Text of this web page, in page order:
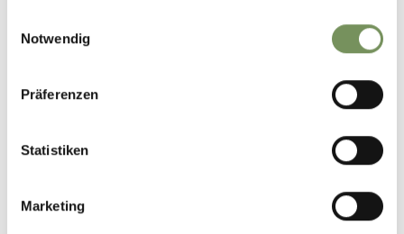
Notwendig
Präferenzen
Statistiken
Marketing
JA NEIN